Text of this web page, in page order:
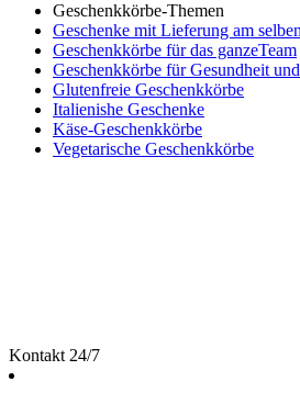
Geschenkkörbe-Themen
Geschenke mit Lieferung am
Geschenkkörbe für das ganzeTeam
Geschenkkörbe für Gesundheit
Glutenfreie Geschenkkörbe
Italienishe Geschenke
Käse-Geschenkkörbe
Vegetarische Geschenkkörbe
Kontakt 24/7